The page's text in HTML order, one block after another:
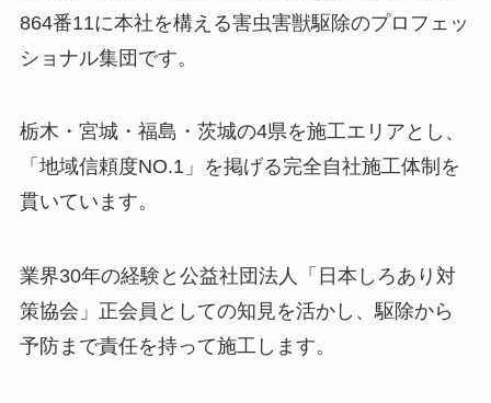
864番11に本社を構える害虫害獣駆除のプロフェッ
ショナル集団です。
栃木・宮城・福島・茨城の4県を施工エリアとし、
「地域信頼度NO.1」を掲げる完全自社施工体制を
貫いています。
業界30年の経験と公益社団法人「日本しろあり対
策協会」正会員としての知見を活かし、駆除から
予防まで責任を持って施工します。